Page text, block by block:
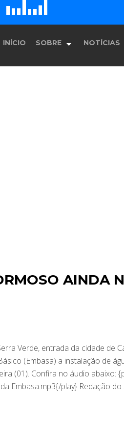
B c
DE F G
INÍCIO SOBRE NOTÍCIAS
AINDA
Verde, entrada da cidade de
(Embasa) a instalação de
(01). Confira no áudio abaixo:
Embasa.mp3{/play} Redação do